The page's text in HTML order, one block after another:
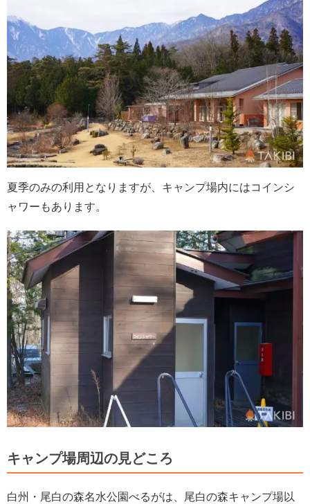
夏季のみの利用となりますが、キャンプ場内にはコインシ
ャワーもあります。
キャンプ場周辺の見どころ
白州・尾白の森名水公園べるがは、尾白の森キャンプ場以